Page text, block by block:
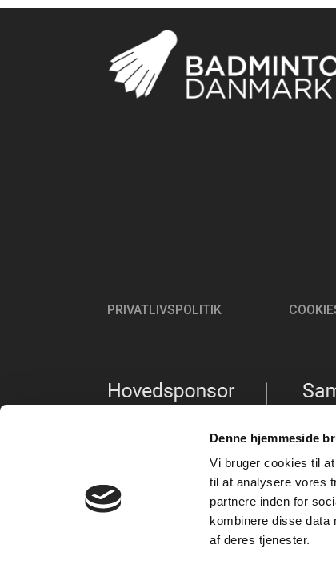
Denne hjemmeside
Vi bruger cookies til
til at analysere vores
partnere inden for
kombinere disse data
af deres tjenester.
PRIVATLIVSPOLITIK